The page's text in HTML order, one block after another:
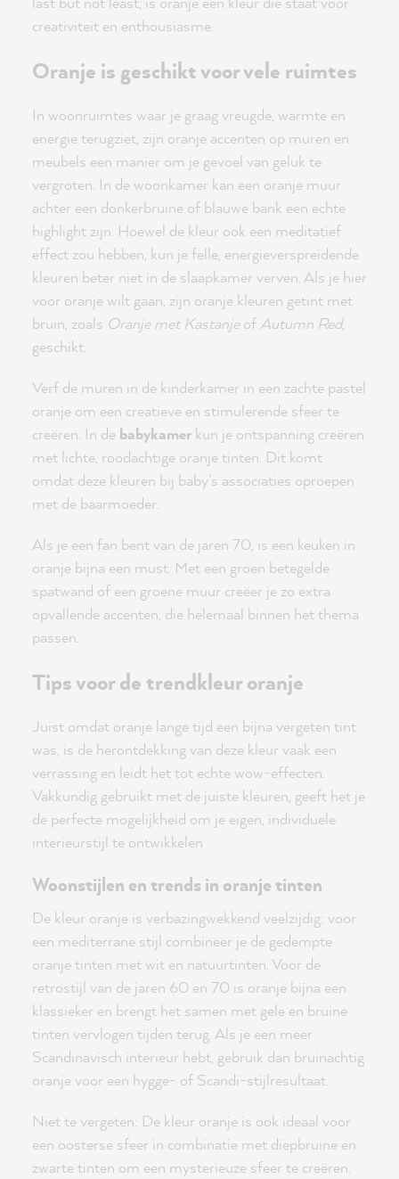
creativiteit en enthousiasme.
Oranje is geschikt voor vele ruimtes
In woonruimtes waar je graag vreugde, warmte en
energie terugziet, zijn oranje accenten op muren en
meubels een manier om je gevoel van geluk te
vergroten. In de woonkamer kan een oranje muur
achter een donkerbruine of blauwe bank een echte
highlight zijn. Hoewel de kleur ook een meditatief
effect zou hebben, kun je felle, energieverspreidende
kleuren beter niet in de slaapkamer verven. Als je hier
voor oranje wilt gaan, zijn oranje kleuren getint met
bruin, zoals Oranje met KastanjeofAutumn Red,
geschikt.
Verf de muren in de kinderkamer in een zachte pastel
oranje om een creatieve en stimulerende sfeer te
creëren. In de babykamer kun je ontspanning creëren
met lichte, roodachtige oranje tinten. Dit komt
omdat deze kleuren bij baby's associaties oproepen
met de baarmoeder.
Als je een fan bent van de jaren 70, is een keuken in
oranje bijna een must. Met een groen betegelde
spatwand of een groene muur creëer je zo extra
opvallende accenten, die helemaal binnen het thema
passen.
Tips voor de trendkleur oranje
Juist omdat oranje lange tijd een bijna vergeten tint
was, is de herontdekking van deze kleur vaak een
verrassing en leidt het tot echte wow-effecten.
Vakkundig gebruikt met de juiste kleuren, geeft het je
de perfecte mogelijkheid om je eigen, individuele
interieurstijl te ontwikkelen
Woonstijlen en trends in oranje tinten
De kleur oranje is verbazingwekkend veelzijdig: voor
een mediterrane stijl combineer je de gedempte
oranje tinten met wit en natuurtinten. Voor de
retrostijl van de jaren 60 en 70 is oranje bijna een
klassieker en brengt het samen met gele en bruine
tinten vervlogen tijden terug. Als je een meer
Scandinavisch interieur hebt, gebruik dan bruinachtig
oranje voor een hygge- of Scandi-stijlresultaat.
Niet te vergeten: De kleur oranje is ook ideaal voor
een oosterse sfeer in combinatie met diepbruine en
zwarte tinten om een mysterieuze sfeer te creëren.